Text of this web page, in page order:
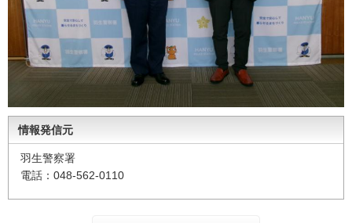
情報発信元
羽生警察署
電話：048-562-0110